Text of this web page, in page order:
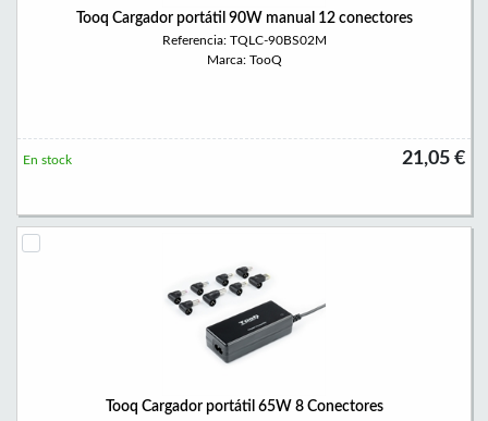
Tooq Cargador portátil 90W manual 12 conectores
Referencia: TQLC-90BS02M
Marca: TooQ
21,05 €
En stock
Tooq Cargador portátil 65W 8 Conectores